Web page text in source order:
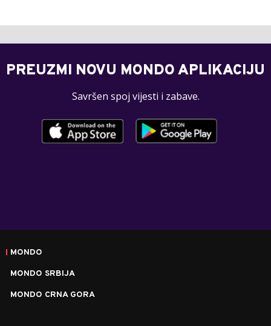
PREUZMI NOVU MONDO APLIKACIJU
Savršen spoj vijesti i zabave.
MONDO
MONDO SRBIJA
MONDO CRNA GORA